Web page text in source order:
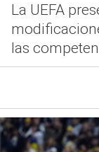
La UEFA
las